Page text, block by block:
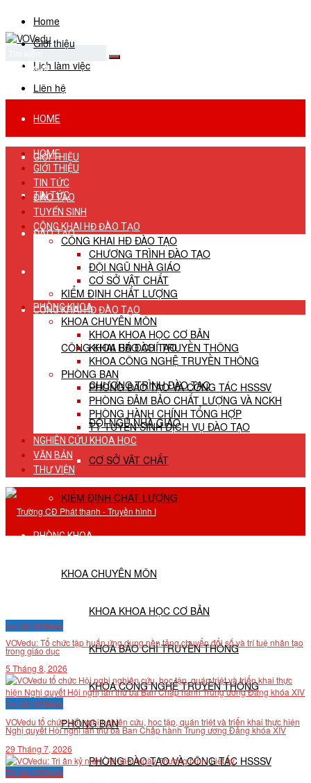
Home
Giới thiệu
Lịch làm việc
Liên hệ
No Result
View All Result
HOME
GIỚI THIỆU
TIN TỨC
ĐÀO TẠO
TUYỂN SINH
CÔNG KHAI HĐ ĐÀO TẠO
CÔNG KHAI HĐ ĐÀO TẠO
CHƯƠNG TRÌNH ĐÀO TẠO
ĐỘI NGŨ NHÀ GIÁO
CƠ SỞ VẬT CHẤT
KIỂM ĐỊNH CHẤT LƯỢNG
PHÒNG KHOA
KHOA CHUYÊN MÔN
KHOA KHOA HỌC CƠ BẢN
KHOA BÁO CHÍ TRUYỀN THÔNG
KHOA CÔNG NGHỆ TRUYỀN THÔNG
PHÒNG BAN
PHÒNG ĐÀO TẠO VÀ CÔNG TÁC HSSSV
HOME
GIỚI THIỆU
TIN TỨC
ĐÀO TẠO
TUYỂN SINH
CÔNG KHAI HĐ ĐÀO TẠO
CÔNG KHAI HĐ ĐÀO TẠO
CHƯƠNG TRÌNH ĐÀO TẠO
ĐỘI NGŨ NHÀ GIÁO
CƠ SỞ VẬT CHẤT
KIỂM ĐỊNH CHẤT LƯỢNG
PHÒNG KHOA
KHOA CHUYÊN MÔN
KHOA KHOA HỌC CƠ BẢN
KHOA BÁO CHÍ TRUYỀN THÔNG
KHOA CÔNG NGHỆ TRUYỀN THÔNG
PHÒNG BAN
PHÒNG ĐÀO TẠO VÀ CÔNG TÁC HSSSV
PHÒNG ĐẢM BẢO CHẤT LƯỢNG VÀ NCKH
PHÒNG HÀNH CHÍNH TỔNG HỢP
TT TUYỂN SINH DỊCH VỤ ĐÀO TẠO
NGHIÊN CỨU KHOA HỌC
VĂN BẢN
THƯ VIỆN
Tin tức VOVedu
VOVedu: Tổ chức tập huấn ứng dụng nền tảng chuyển đổi số và trí tuệ nhân tạo
trong giáo dục
5 Tháng 8, 2026
Tin tức VOVedu
VOVedu tổ chức Hội nghị nghiên cứu, học tập, quán triệt và triển khai thực hiện
Nghị quyết Hội nghị lần thứ ba Ban Chấp hành Trung ương Đảng khóa XIV
29 Tháng 7, 2026
Tin tức VOVedu